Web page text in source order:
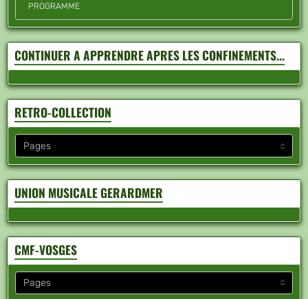
PROGRAMME
CONTINUER A APPRENDRE APRES LES CONFINEMENTS...
RETRO-COLLECTION
UNION MUSICALE GERARDMER
CMF-VOSGES